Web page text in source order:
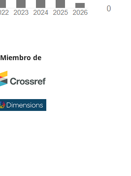
Miembro de